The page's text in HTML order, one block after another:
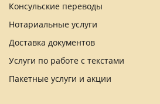
Консульские переводы
Нотариальные услуги
Доставка документов
Услуги по работе с текстами
Пакетные услуги и акции